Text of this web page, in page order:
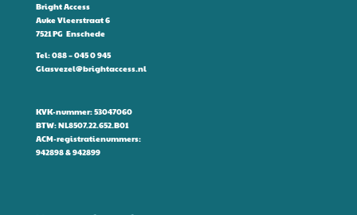
Bright Access
Auke Vleerstraat 6
7521 PG Enschede
Tel:088 – 045 0 945
Glasvezel@brightaccess.nl
KVK-nummer: 53047060
BTW: NL8507.22.652.B01
ACM-registratienummers:
942898 & 942899